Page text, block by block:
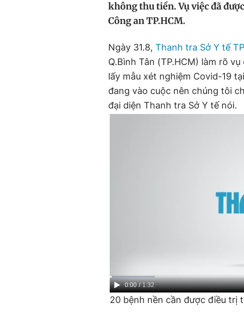
không thu tiền. Vụ việc đã
Công an TP.HCM.
Ngày 31.8, Thanh tra Sở Y tế
Q.Bình Tân (TP.HCM) làm rõ
lấy mẫu xét nghiệm Covid-19
đang vào cuộc nên chúng tôi
đại diện Thanh tra Sở Y tế nói.
Current
Time
0:00 / Duration
1:32
20 bệnh nền cần được điều trị